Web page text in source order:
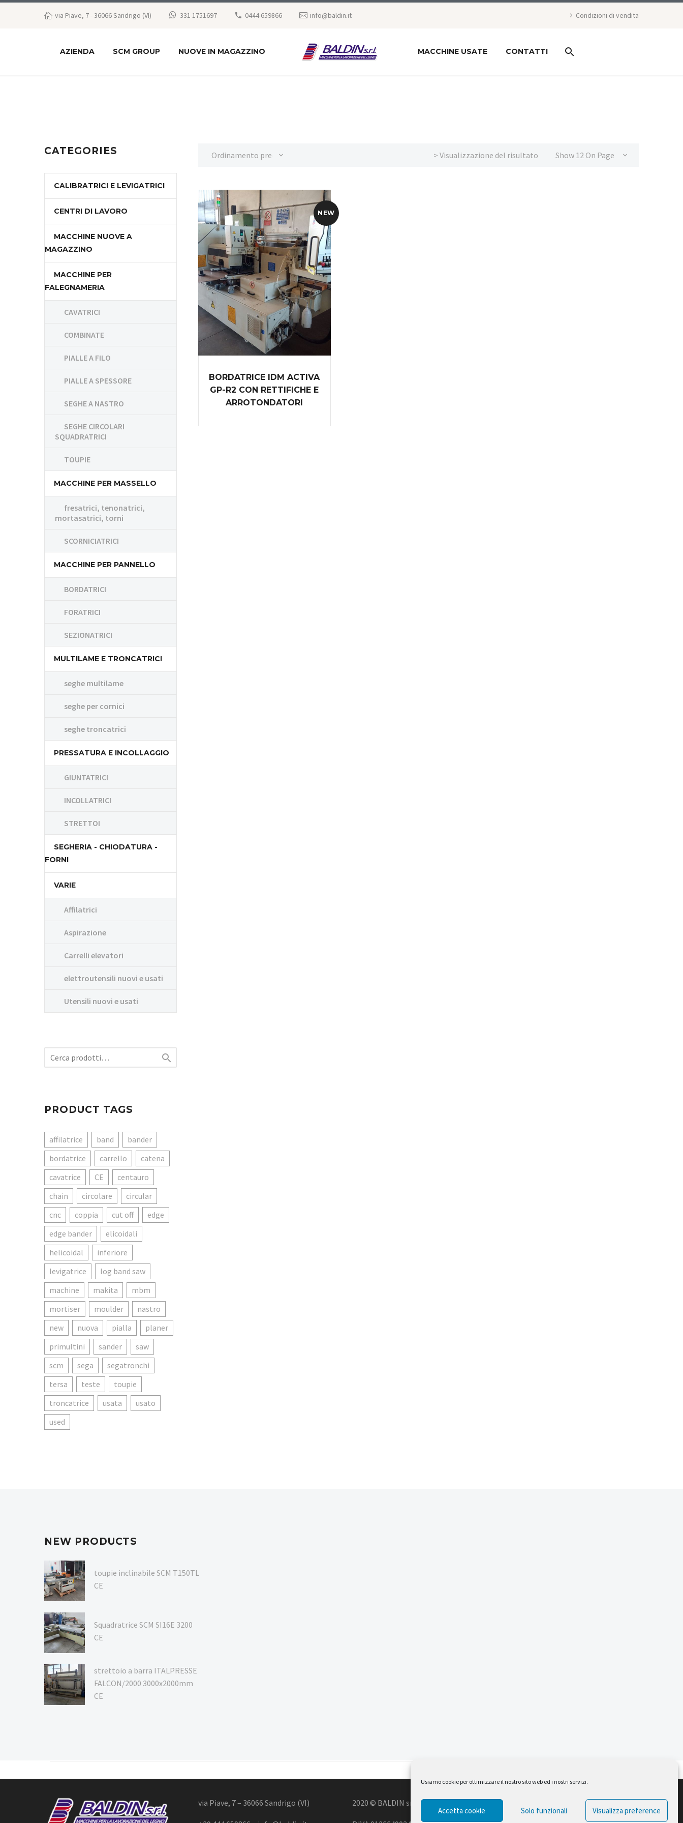
Usiamo cookie per ottimizzare il nostro sito web ed i nostri servizi.
Accetta cookie Solo funzionali Visualizza preference
via Piave, 7 - 36066 Sandrigo (VI) 331 1751697 0444 659866 info@baldin.it Condizioni di vendita
AZIENDA SCM GROUP NUOVE IN MAGAZZINO MACCHINE USATE CONTATTI
Ordinamento predefinito Show 12 On Page
> Visualizzazione del risultato
NEW
BORDATRICE IDM ACTIVA
GP-R2 CON RETTIFICHE E
ARROTONDATORI
CATEGORIES
CALIBRATRICI E LEVIGATRICI
CENTRI DI LAVORO
MACCHINE NUOVE A
MAGAZZINO
MACCHINE PER
FALEGNAMERIA
CAVATRICI
COMBINATE
PIALLE A FILO
PIALLE A SPESSORE
SEGHE A NASTRO
SEGHE CIRCOLARI
SQUADRATRICI
TOUPIE
MACCHINE PER MASSELLO
fresatrici, tenonatrici,
mortasatrici, torni
SCORNICIATRICI
MACCHINE PER PANNELLO
BORDATRICI
FORATRICI
SEZIONATRICI
MULTILAME E TRONCATRICI
seghe multilame
seghe per cornici
seghe troncatrici
PRESSATURA E INCOLLAGGIO
GIUNTATRICI
INCOLLATRICI
STRETTOI
SEGHERIA - CHIODATURA -
FORNI
VARIE
Affilatrici
Aspirazione
Carrelli elevatori
elettroutensili nuovi e usati
Utensili nuovi e usati

PRODUCT TAGS
affilatrice band
bander
bordatrice
carrello
catena
cavatrice
CE
centauro
chain
circolare
circular
cnc
coppia cut off
edge
edge bander
elicoidali
helicoidal
inferiore
levigatrice
log band saw
machine
makita
mbm
mortiser
moulder
nastro
new
nuova pialla
planer
primultini
sander
saw
scm
sega
segatronchi
tersa
teste
toupie
troncatrice
usata
usato
used
NEW PRODUCTS
toupie inclinabile SCM T150TL
CE
Squadratrice SCM SI16E 3200
CE
strettoio a barra ITALPRESSE
FALCON/2000 3000x2000mm
CE
via Piave, 7 – 36066 Sandrigo (VI) 2020 © BALDIN srl Design by Ferruccio Lindaver